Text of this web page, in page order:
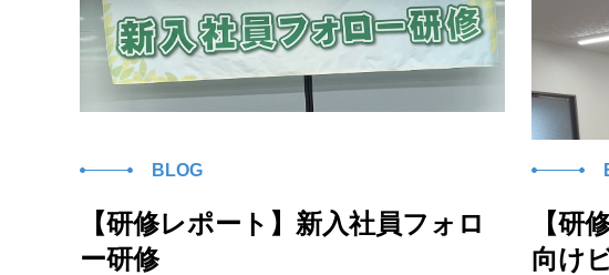
BLOG
【研修レポート】新入社員フォロ
ー研修
【研
向け